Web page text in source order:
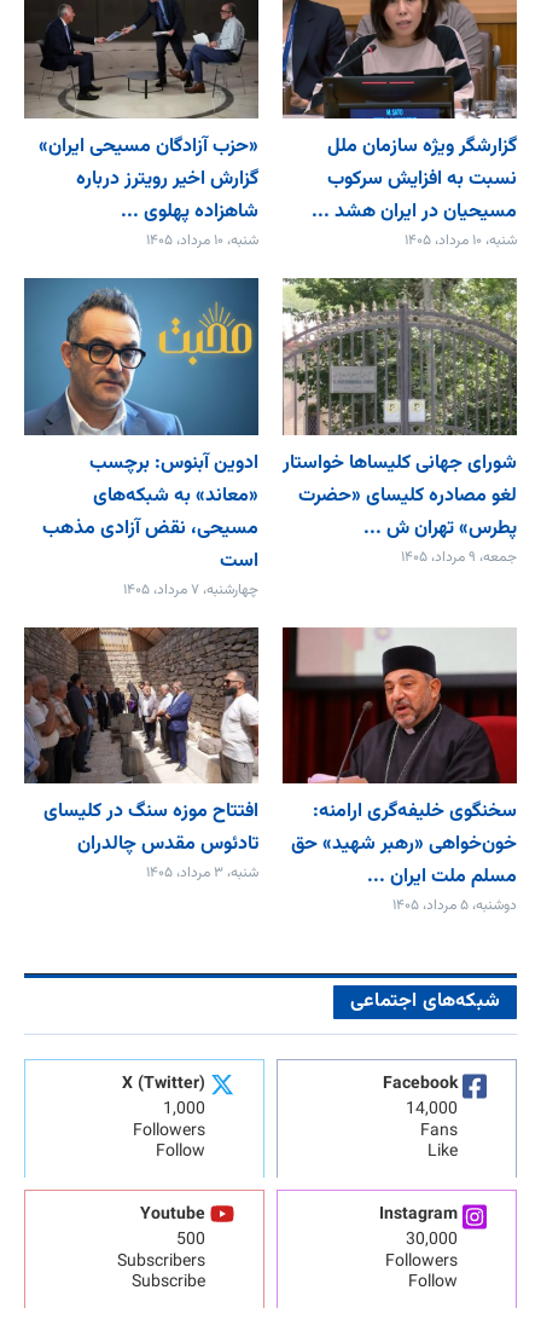
گزارشگر ویژه سازمان ملل
نسبت به افزایش سرکوب
مسیحیان در ایران هشد ...
شنبه، ۱۰ مرداد، ۱۴۰۵
«حزب آزادگان مسیحی ایران»
گزارش اخیر رویترز درباره
شاهزاده پهلوی ...
شنبه، ۱۰ مرداد، ۱۴۰۵
شورای جهانی کلیساها خواستار
لغو مصادره کلیسای «حضرت
پطرس» تهران ش ...
جمعه، ۹ مرداد، ۱۴۰۵
ادوین آبنوس: برچسب
«معاند» به شبکه‌های
مسیحی، نقض آزادی مذهب
است
چهارشنبه، ۷ مرداد، ۱۴۰۵
سخنگوی خلیفه‌گری ارامنه:
خون‌خواهی «رهبر شهید» حق
مسلم ملت ایران ...
دوشنبه، ۵ مرداد، ۱۴۰۵
افتتاح موزه سنگ در کلیسای
تادئوس مقدس چالدران
شنبه، ۳ مرداد، ۱۴۰۵
شبکه‌های اجتماعی
Facebook
14,000
Fans
Like
X (Twitter)
1,000
Followers
Follow
Instagram
30,000
Followers
Follow
Youtube
500
Subscribers
Subscribe